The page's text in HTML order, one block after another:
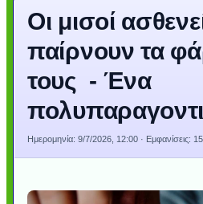
Οι μισοί
παίρνουν τα
τους - Ένα
Ημερομηνία: 9/7/2026, 12:00 · Εμφανίσεις: